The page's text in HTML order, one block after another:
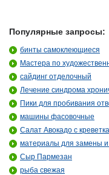
Популярные запросы:
бинты самоклеющиеся
Мастера по
сайдинг отделочный
Лечение синдрома
Пики для пробивания
машины фасовочные
Салат Авокадо с
материалы для замены и
Сыр Пармезан
рыба свежая